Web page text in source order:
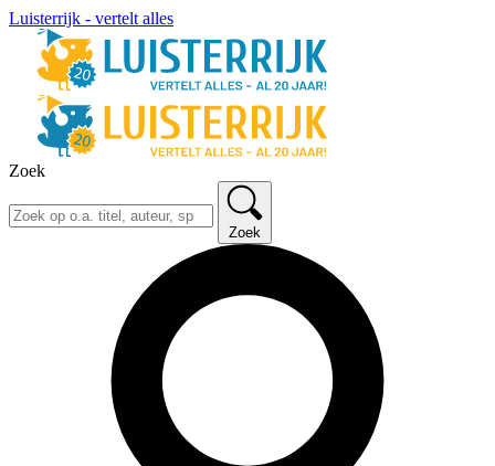
Luisterrijk - vertelt alles
Zoek
Zoek